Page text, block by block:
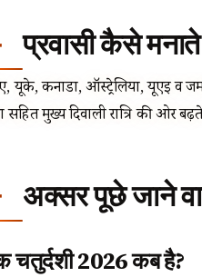
प्रवासी कैसे
यूके, कनाडा, ऑस्ट्रेलिया, यूएई व
सहित मुख्य दिवाली रात्रि की ओर
अक्सर पूछे जाने
चतुर्दशी 2026 कब है?